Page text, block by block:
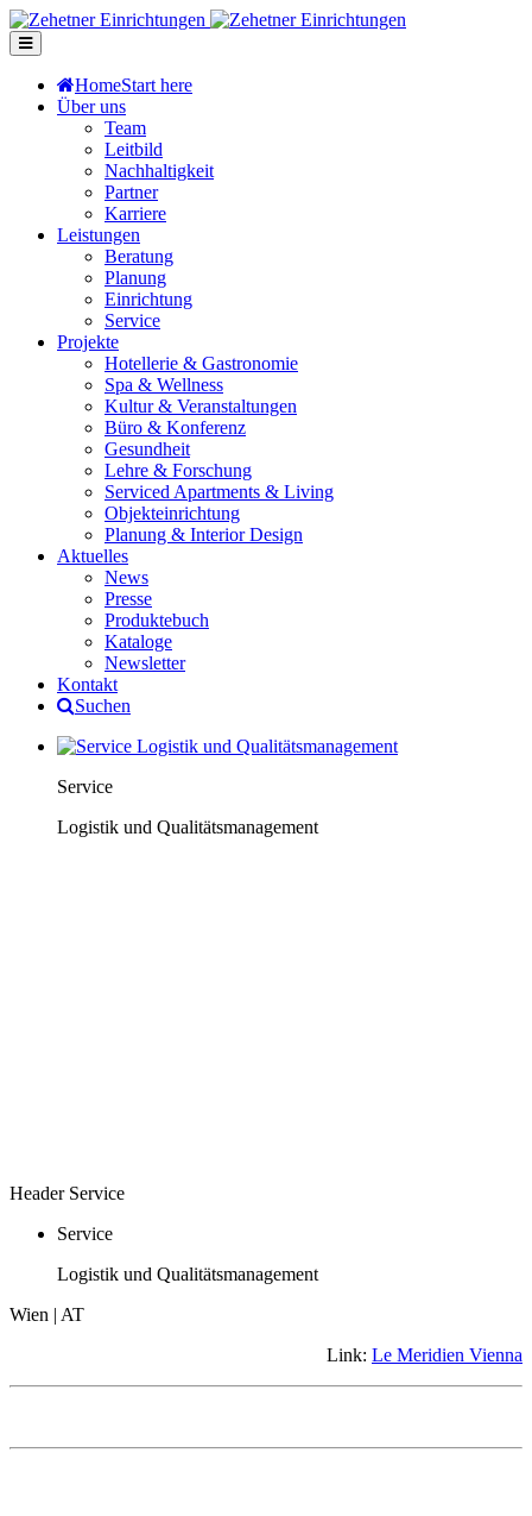
HomeStart here
Über uns
Team
Leitbild
Nachhaltigkeit
Partner
Karriere
Leistungen
Beratung
Planung
Einrichtung
Service
Projekte
Hotellerie & Gastronomie
Spa & Wellness
Kultur & Veranstaltungen
Büro & Konferenz
Gesundheit
Lehre & Forschung
Serviced Apartments & Living
Objekteinrichtung
Planung & Interior Design
Aktuelles
News
Presse
Produktebuch
Kataloge
Newsletter
Kontakt
Suchen
Service
Logistik und Qualitätsmanagement
Header Service
Service
Logistik und Qualitätsmanagement
Wien | AT
Link: Le Meridien Vienna